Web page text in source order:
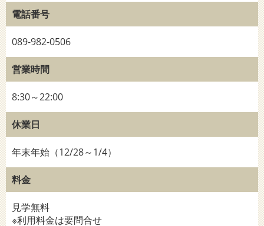
電話番号
089-982-0506
営業時間
8:30～22:00
休業日
年末年始（12/28～1/4）
料金
見学無料
※利用料金は要問合せ